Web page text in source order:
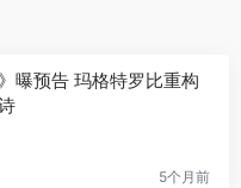
曝预告 玛格特罗比重构
5个月前